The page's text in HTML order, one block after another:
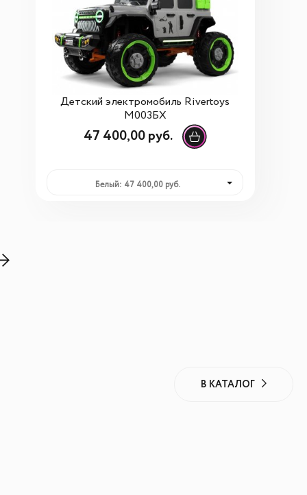
Детский электромобиль Rivertoys
М003БХ
47 400,00 руб.
Белый: 47 400,00 руб.
В КАТАЛОГ